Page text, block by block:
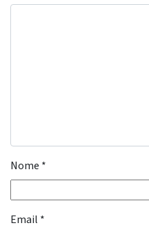
Nome *
Email *